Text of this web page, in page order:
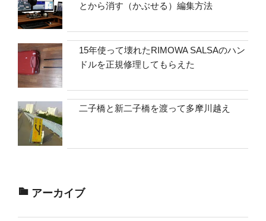
とから消す（かぶせる）編集方法
15年使って壊れたRIMOWA SALSAのハン
ドルを正規修理してもらえた
二子橋と新二子橋を渡って多摩川越え
アーカイブ